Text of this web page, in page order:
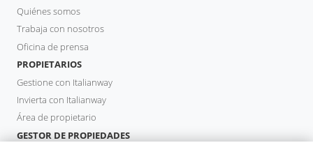
Quiénes somos
Trabaja con nosotros
Oficina de prensa
PROPIETARIOS
Gestione con Italianway
Invierta con Italianway
Área de propietario
GESTOR DE PROPIEDADES